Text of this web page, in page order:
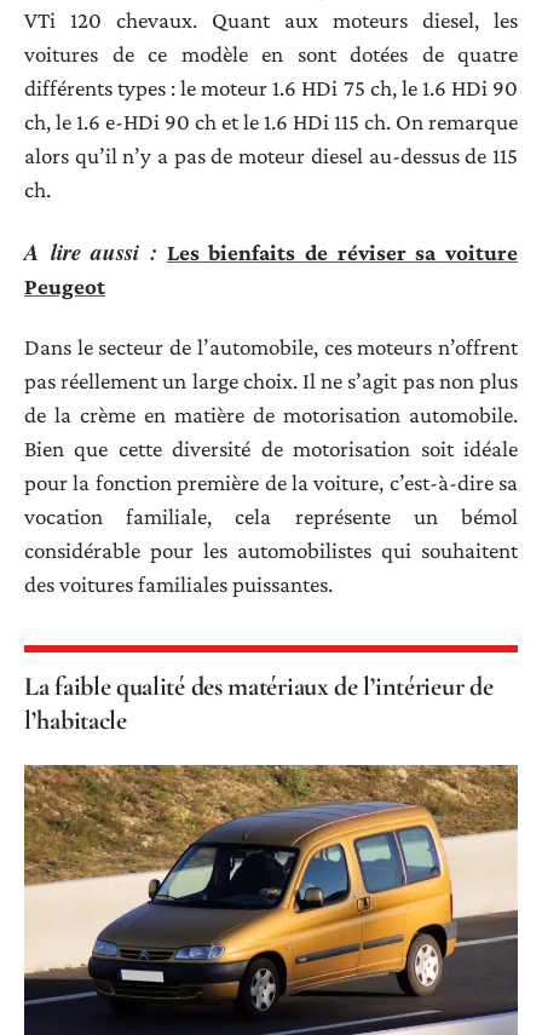
VTi 120 chevaux. Quant aux moteurs diesel, les
voitures de ce modèle en sont dotées de quatre
différents types : le moteur 1.6 HDi 75 ch, le 1.6 HDi 90
ch, le 1.6 e-HDi 90 ch et le 1.6 HDi 115 ch. On remarque
alors qu’il n’y a pas de moteur diesel au-dessus de 115
ch.
A lire aussi : Les bienfaits de réviser sa voiture
Peugeot
Dans le secteur de l’automobile, ces moteurs n’offrent
pas réellement un large choix. Il ne s’agit pas non plus
de la crème en matière de motorisation automobile.
Bien que cette diversité de motorisation soit idéale
pour la fonction première de la voiture, c’est-à-dire sa
vocation familiale, cela représente un bémol
considérable pour les automobilistes qui souhaitent
des voitures familiales puissantes.
La faible qualité des matériaux de l’intérieur de
l’habitacle